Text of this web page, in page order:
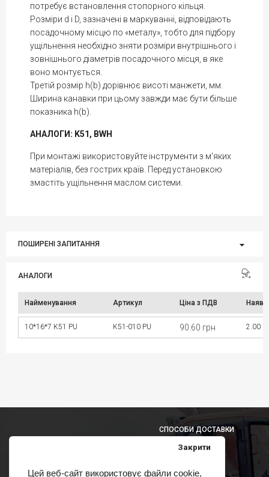
Цей веб-сайт використовує файли cookie,
Закрити
АНАЛОГИ
Найменування Артикул Ціна з ПДВ
10*16*7 K51 PU K51-010 PU 90.60 грн 2.00
потребує встановлення стопорного кільця.
Розміри d і D, зазначені в маркуванні, відповідають
посадочному місцю по «металу», тобто для підбору
ущільнення необхідно зняти розміри внутрішнього і
зовнішнього діаметрів посадочного місця, в яке
воно монтується.
Третій розмір h(b) дорівнює висоті манжети, мм.
Ширина канавки при цьому завжди має бути більше
показника h(b).
АНАЛОГИ: K51, BWH
При монтажі використовуйте інструменти з м'яких
матеріалів, без гострих країв. Перед установкою
змастіть ущільнення маслом системи.
ПОШИРЕНІ ЗАПИТАННЯ
СПОСОБИ ДОСТАВКИ